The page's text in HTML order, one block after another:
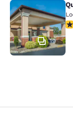
Quality
19